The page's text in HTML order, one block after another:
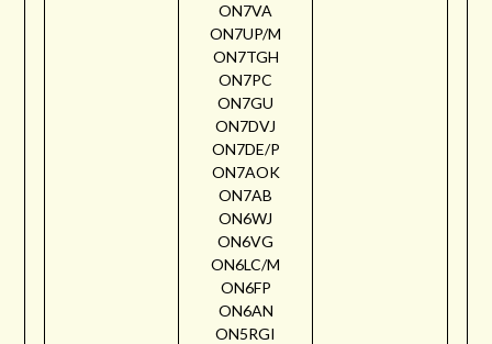
ON7VA
ON7UP/M
ON7TGH
ON7PC
ON7GU
ON7DVJ
ON7DE/P
ON7AOK
ON7AB
ON6WJ
ON6VG
ON6LC/M
ON6FP
ON6AN
ON5RGI